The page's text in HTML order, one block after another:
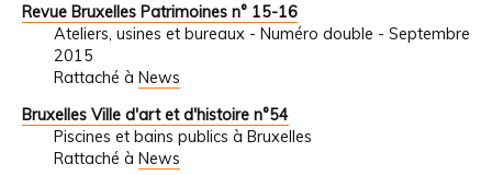
Revue Bruxelles Patrimoines n° 15-16
Ateliers, usines et bureaux - Numéro double - Septembre
2015
Rattaché à News
Bruxelles Ville d'art et d'histoire n°54
Piscines et bains publics à Bruxelles
Rattaché à News